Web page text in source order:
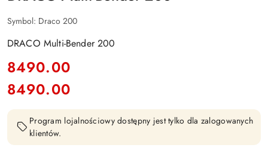
Symbol: Draco 200
DRACO Multi-Bender 200
cena:
8490.00
Cena:
8490.00
Program lojalnościowy dostępny jest tylko dla zalogowanych
klientów.